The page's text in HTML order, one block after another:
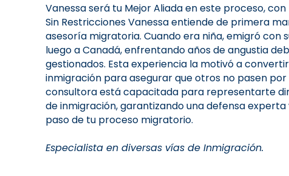
Vanessa será tu Mejor Aliada en este proceso,
Sin Restricciones Vanessa entiende de primera
asesoría migratoria. Cuando era niña, emigró con
luego a Canadá, enfrentando años de angustia
gestionados. Esta experiencia la motivó a
inmigración para asegurar que otros no pasen por
consultora está capacitada para representarte
de inmigración, garantizando una defensa
paso de tu proceso migratorio.
Especialista en diversas vías de Inmigración.